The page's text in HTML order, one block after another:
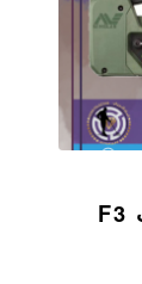
فلزیاب ماین لب F3